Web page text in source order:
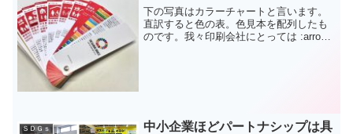
下の写真はカラーチャートと言います。
直訳すると色の表。色見本を配列したも
のです。我々印刷会社にとっては :arrow:
ＳＤＧｓ
中小企業ほどパートナシップは具